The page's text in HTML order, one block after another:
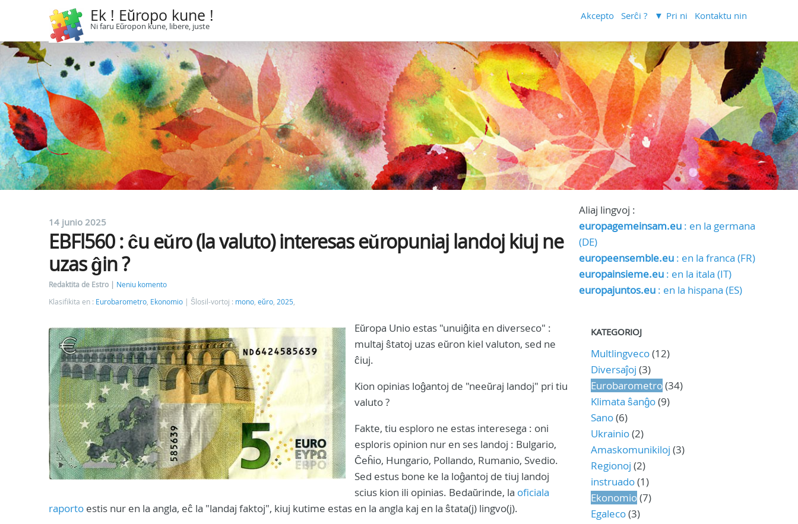
Ek ! Eŭropo kune !
Ni faru Eŭropon kune, libere, juste
Akcepto Serĉi ? Pri ni Kontaktu nin
14 junio 2025
EBFl560 : ĉu eŭro (la valuto) interesas eŭropuniaj landoj kiuj ne
uzas ĝin ?
Redaktita de Estro
Neniu komento
Klasifikita en : Eurobarometro, Ekonomio Ŝlosil-vortoj : mono, eŭro, 2025,
Eŭropa Unio estas "unuiĝita en diverseco" :
multaj ŝtatoj uzas eŭron kiel valuton, sed ne
ĉiuj.
Kion opinias loĝantoj de "neeŭraj landoj" pri tiu
valuto ?
Fakte, tiu esploro ne estas interesega : oni
esploris opinion nur en ses landoj : Bulgario,
Ĉeĥio, Hungario, Pollando, Rumanio, Svedio.
Sed estus bone ke la loĝantoj de tiuj landoj
scius kion ili opinias. Bedaŭrinde, la oficiala
raporto estis nur en la angla, eĉ la "landaj faktoj", kiuj kutime estas en la angla kaj en la ŝtata(j) lingvo(j).
Aliaj lingvoj :
europagemeinsam.eu: en la germana
(DE)
europeensemble.eu: en la franca (FR)
europainsieme.eu: en la itala (IT)
europajuntos.eu: en la hispana (ES)
KATEGORIOJ
Multlingveco(12)
Diversaĵoj (3)
Eurobarometro(34)
Klimata ŝanĝo(9)
Sano(6)
Ukrainio(2)
Amaskomunikiloj (3)
Regionoj (2)
instruado(1)
Ekonomio(7)
Egaleco(3)